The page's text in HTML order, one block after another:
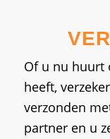
Of u nu huurt
heeft,
verzonden
partner en u